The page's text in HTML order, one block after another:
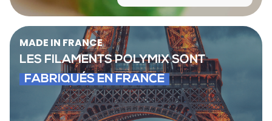
MADE IN FRANCE
LES FILAMENTS POLYMIX SONT
FABRIQUÉS EN FRANCE